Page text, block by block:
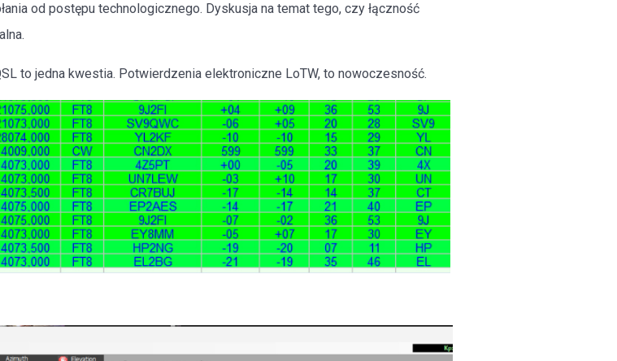
od postępu technologicznego. Dyskusja na temat tego, czy łączność
to jedna kwestia. Potwierdzenia elektroniczne LoTW, to nowoczesność.